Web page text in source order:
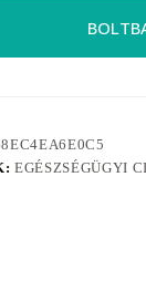
EGÉSZSÉGÜGYI